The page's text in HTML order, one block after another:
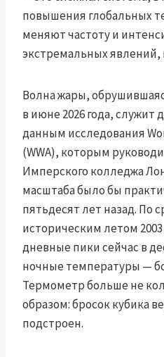
повышения глобальных
меняют частоту и
экстремальных
Волнa жары,
в июне 2026 года, служит
данным исследования
(WWA), которым
Имперского колледжа
масштаба было бы
пятьдесят лет назад. По
историческим летом
дневные пики сейчас в
ночные температуры —
Термометр больше не
образом: бросок кубика
подстроен.